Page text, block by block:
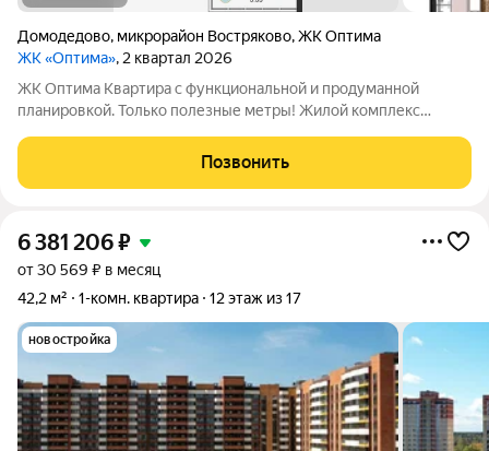
Домодедово, микрорайон Востряково,ЖК Оптима
ЖК «Оптима», 2 квартал 2026
ЖК Оптима Квартира с функциональной и продуманной
планировкой. Только полезные метры! Жилой комплекс
жизнью городе. Рядом лес, пруд и городской парк «Елочки». В
непосредственной близости - ТЦ
Позвонить
6 381 206₽
от 30 569 ₽ в месяц
42,2 м²
1-комн. квартира 12 этаж из 17
новостройка